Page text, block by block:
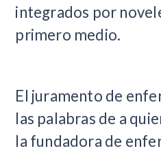
integrados por
primero medio.
El juramento de
las palabras de a
la fundadora de